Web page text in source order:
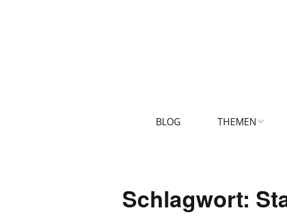
BLOG THEMEN
Schlagwort: